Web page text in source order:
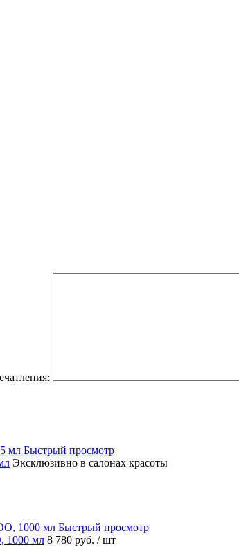
Быстрый просмотр
Эксклюзивно в салонах красоты
Быстрый просмотр
1000 мл 8 780 руб. / шт